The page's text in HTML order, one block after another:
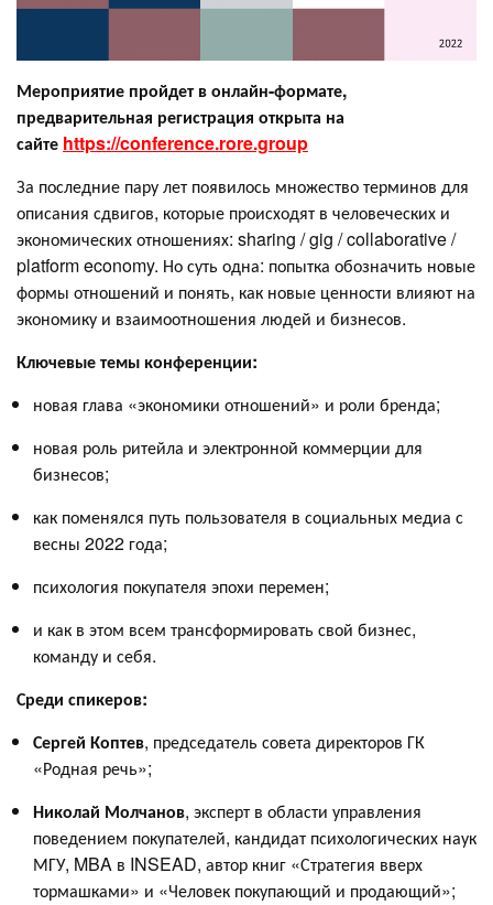
Мероприятие пройдет в онлайн-формате,
предварительная регистрация открыта на
сайте https://conference.rore.group
За последние пару лет появилось множество терминов для
описания сдвигов, которые происходят в человеческих и
экономических отношениях: sharing / gig / collaborative /
platform economy. Но суть одна: попытка обозначить новые
формы отношений и понять, как новые ценности влияют на
экономику и взаимоотношения людей и бизнесов.
Ключевые темы конференции:
новая глава «экономики отношений» и роли бренда;
новая роль ритейла и электронной коммерции для
бизнесов;
как поменялся путь пользователя в социальных медиа с
весны 2022 года;
психология покупателя эпохи перемен;
и как в этом всем трансформировать свой бизнес,
команду и себя.
Среди спикеров:
Сергей Коптев, председатель совета директоров ГК
«Родная речь»;
Николай Молчанов, эксперт в области управления
поведением покупателей, кандидат психологических наук
МГУ, MBA в INSEAD, автор книг «Стратегия вверх
тормашками» и «Человек покупающий и продающий»;